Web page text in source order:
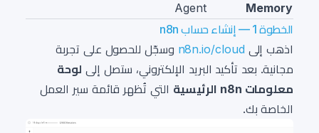
Memory
Agent
الخطوة 1 — إنشاء حساب n8n
اذهب إلى n8n.io/cloud وسجّل للحصول على تجربة
مجانية. بعد تأكيد البريد الإلكتروني، ستصل إلى لوحة
معلومات n8n الرئيسية
التي تُظهر قائمة سير العمل
الخاصة بك.